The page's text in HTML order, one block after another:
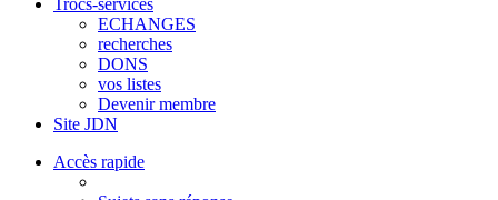
ECHANGES
recherches
DONS
vos listes
Devenir membre
Site JDN
Accès rapide